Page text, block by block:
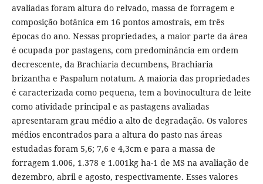
avaliadas foram altura do relvado, massa de forragem e
composição botânica em 16 pontos amostrais, em três
épocas do ano. Nessas propriedades, a maior parte da área
é ocupada por pastagens, com predominância em ordem
decrescente, da Brachiaria decumbens, Brachiaria
brizantha e Paspalum notatum. A maioria das propriedades
é caracterizada como pequena, tem a bovinocultura de leite
como atividade principal e as pastagens avaliadas
apresentaram grau médio a alto de degradação. Os valores
médios encontrados para a altura do pasto nas áreas
estudadas foram 5,6; 7,6 e 4,3cm e para a massa de
forragem 1.006, 1.378 e 1.001kg ha-1 de MS na avaliação de
dezembro, abril e agosto, respectivamente. Esses valores